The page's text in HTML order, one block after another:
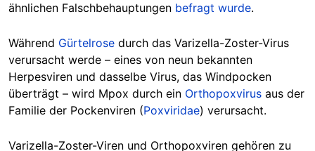
ähnlichen Falschbehauptungen befragt wurde.
Während Gürtelrose durch das Varizella-Zoster-Virus
verursacht werde – eines von neun bekannten
Herpesviren und dasselbe Virus, das Windpocken
überträgt – wird Mpox durch ein Orthopoxvirus aus der
Familie der Pockenviren (Poxviridae) verursacht.
Varizella-Zoster-Viren und Orthopoxviren gehören zu